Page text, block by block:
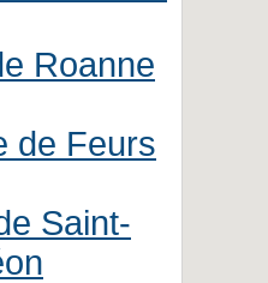
Roanne
de Feurs
Saint-